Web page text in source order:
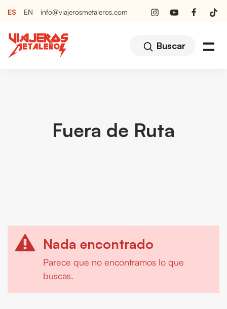
ES EN info@viajerosmetaleros.com
Buscar
Fuera de Ruta
Nada encontrado
Parece que no encontramos lo que
buscas.